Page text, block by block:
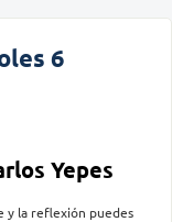
6
Yepes
y la reflexión puedes